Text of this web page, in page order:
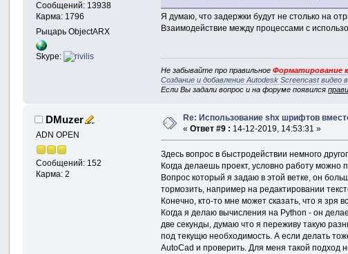
Сообщений: 13938
Карма: 1796
Рыцарь ObjectARX
Skype:
Я думаю, что задержки будут не столько на
Взаимодействие между процессами с
Не забывайте про правильноеФорматирование
Создание и добавление Autodesk Screencast видео
Если Вы задали вопрос и на форуме появился
DMuzer
ADN OPEN
Сообщений: 152
Карма: 2
Re: Использование shx шрифтов
«Ответ #9 : 14-12-2019, 14:53:31 »
Здесь вопрос в быстродействии немного
Когда делаешь проект, условно работу
Вопрос который я задаю в этой ветке, он
тормозить, например на редактировании
Конечно, кто-то мне может сказать, что я
Когда я делаю вычисления на Python - он
две секунды, думаю что я переживу такую
под текущю необходимость. А если делать
AutoCad и проверить. Для меня такой подход